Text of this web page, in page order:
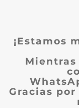
¡Estamos
Gracias